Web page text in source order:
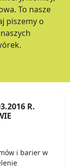
To nasze
piszemy o
R.
i barier w